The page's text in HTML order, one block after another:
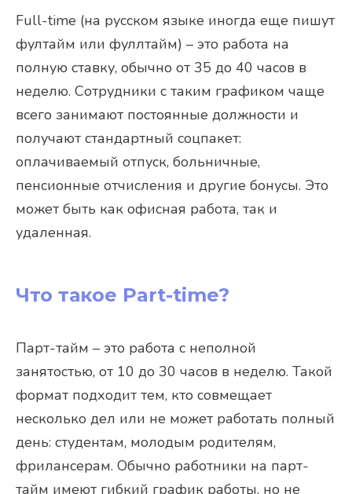
Full-time (на русском языке иногда еще пишут
фултайм или фуллтайм) – это работа на
полную ставку, обычно от 35 до 40 часов в
неделю. Сотрудники с таким графиком чаще
всего занимают постоянные должности и
получают стандартный соцпакет:
оплачиваемый отпуск, больничные,
пенсионные отчисления и другие бонусы. Это
может быть как офисная работа, так и
удаленная.
Что такое Part-time?
Парт-тайм – это работа с неполной
занятостью, от 10 до 30 часов в неделю. Такой
формат подходит тем, кто совмещает
несколько дел или не может работать полный
день: студентам, молодым родителям,
фрилансерам. Обычно работники на парт-
тайм имеют гибкий график работы, но не